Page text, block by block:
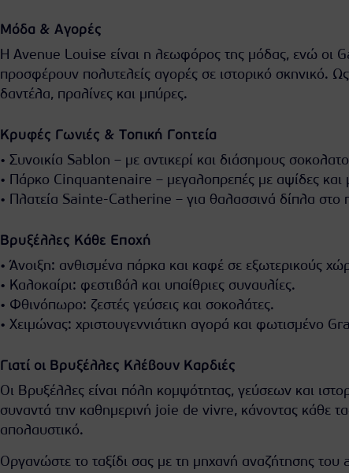
Μόδα & Αγορές
Η Avenue Louise είναι η λεωφόρος της μόδας, ενώ οι
προσφέρουν πολυτελείς αγορές σε ιστορικό σκηνικό.
δαντέλα, πραλίνες και μπύρες.
Κρυφές Γωνιές & Τοπική Γοητεία
• Συνοικία Sablon – με αντικερί και διάσημους
• Πάρκο Cinquantenaire – μεγαλοπρεπές με αψίδες και
• Πλατεία Sainte-Catherine – για θαλασσινά δίπλα στο
Βρυξέλλες Κάθε Εποχή
• Άνοιξη: ανθισμένα πάρκα και καφέ σε εξωτερικούς
• Καλοκαίρι: φεστιβάλ και υπαίθριες συναυλίες.
• Φθινόπωρο: ζεστές γεύσεις και σοκολάτες.
• Χειμώνας: χριστουγεννιάτικη αγορά και φωτισμένο
Γιατί οι Βρυξέλλες Κλέβουν Καρδιές
Οι Βρυξέλλες είναι πόλη κομψότητας, γεύσεων και
συναντά την καθημερινή joie de vivre, κάνοντας κάθε
απολαυστικό.
Οργανώστε το ταξίδι σας με τη μηχανή αναζήτησης του